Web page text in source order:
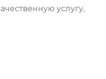
услугу,